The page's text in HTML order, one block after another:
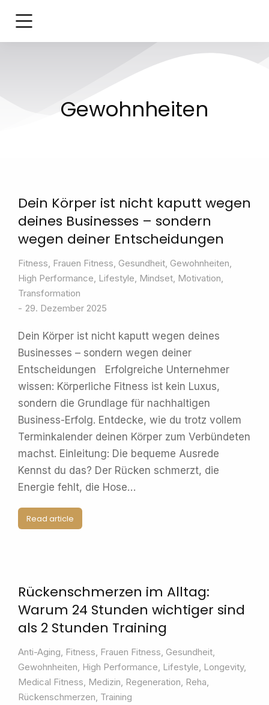
Gewohnheiten
Dein Körper ist nicht kaputt wegen
deines Businesses – sondern
wegen deiner Entscheidungen
Fitness, Frauen Fitness, Gesundheit, Gewohnheiten,
High Performance, Lifestyle, Mindset, Motivation,
Transformation
29. Dezember 2025
Dein Körper ist nicht kaputt wegen deines
Businesses – sondern wegen deiner
Entscheidungen Erfolgreiche Unternehmer
wissen: Körperliche Fitness ist kein Luxus,
sondern die Grundlage für nachhaltigen
Business-Erfolg. Entdecke, wie du trotz vollem
Terminkalender deinen Körper zum Verbündeten
machst. Einleitung: Die bequeme Ausrede
Kennst du das? Der Rücken schmerzt, die
Energie fehlt, die Hose…
Read article
Rückenschmerzen im Alltag:
Warum 24 Stunden wichtiger sind
als 2 Stunden Training
Anti-Aging, Fitness, Frauen Fitness, Gesundheit,
Gewohnheiten, High Performance, Lifestyle, Longevity,
Medical Fitness, Medizin, Regeneration, Reha,
Rückenschmerzen, Training